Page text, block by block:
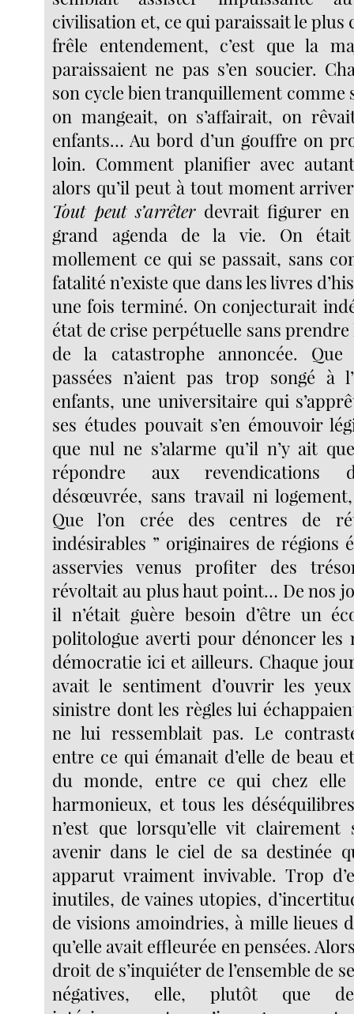
civilisation et, ce qui paraissait le plus
frêle entendement, c’est que la
paraissaient ne pas s’en soucier.
son cycle bien tranquillement comme
on mangeait, on s’affairait, on
enfants… Au bord d’un gouffre on
loin. Comment planifier avec autant
alors qu’il peut à tout moment
Tout peut s’arrêterdevrait figurer en
grand agenda de la vie. On
mollement ce qui se passait, sans
fatalité n’existe que dans les livres
une fois terminé. On conjecturait
état de crise perpétuelle sans
de la catastrophe annoncée. Que
passées n’aient pas trop songé à
enfants, une universitaire qui
ses études pouvait s’en émouvoir
que nul ne s’alarme qu’il n’y ait
répondre aux revendications
désœuvrée, sans travail ni
Que l’on crée des centres de
indésirables ” originaires de régions
asservies venus profiter des
révoltait au plus haut point… De nos
il n’était guère besoin d’être un
politologue averti pour dénoncer les
démocratie ici et ailleurs. Chaque
avait le sentiment d’ouvrir les
sinistre dont les règles lui
ne lui ressemblait pas. Le
entre ce qui émanait d’elle de beau
du monde, entre ce qui chez
harmonieux, et tous les
n’est que lorsqu’elle vit clairement
avenir dans le ciel de sa destinée
apparut vraiment invivable. Trop
inutiles, de vaines utopies,
de visions amoindries, à mille lieues
qu’elle avait effleurée en pensées.
droit de s’inquiéter de l’ensemble de
négatives, elle, plutôt que